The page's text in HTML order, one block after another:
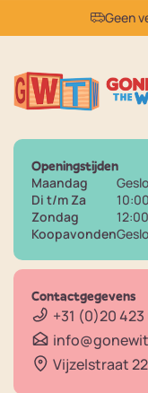
Geen
Openingstijden
Maandag
Di t/m Za
Zondag
Koopavonden
Contactgegevens
+31 (0)20 423
Vijzelstraat